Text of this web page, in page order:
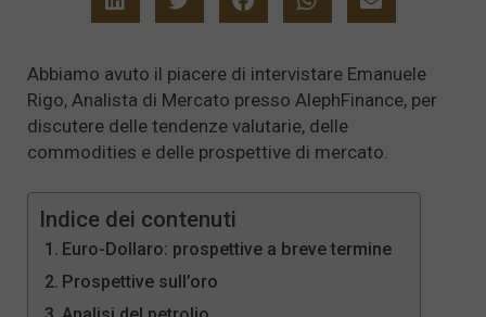
Abbiamo avuto il piacere di intervistare Emanuele
Rigo, Analista di Mercato presso AlephFinance, per
discutere delle tendenze valutarie, delle
commodities e delle prospettive di mercato.
Indice dei contenuti
Euro-Dollaro: prospettive a breve termine
Prospettive sull’oro